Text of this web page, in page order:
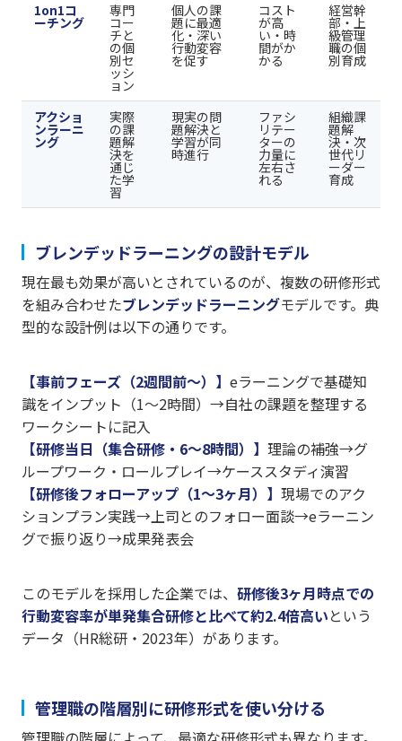
1on1コ
ーチング
専門
コー
チと
の個
別セ
ッシ
ョン
個人の課
題に最適
化・深い
行動変容
を促す
コスト
が高
い・時
間がか
かる
経営幹
部・上
級管理
職の個
別育成
アクショ
ンラーニ
ング
実際
の課
題解
決を
通じ
た学
習
現実の問
題解決と
学習が同
時進行
ファシ
リテー
ターの
力量に
左右さ
れる
組織課
題解
決・次
世代リ
ーダー
育成
ブレンデッドラーニングの設計モデル
現在最も効果が高いとされているのが、複数の研修形式
を組み合わせたブレンデッドラーニングモデルです。典
型的な設計例は以下の通りです。
【事前フェーズ（2週間前〜）】 eラーニングで基礎知
識をインプット（1〜2時間）→自社の課題を整理する
ワークシートに記入
【研修当日（集合研修・6〜8時間）】 理論の補強→グ
ループワーク・ロールプレイ→ケーススタディ演習
【研修後フォローアップ（1〜3ヶ月）】 現場でのアク
ションプラン実践→上司とのフォロー面談→eラーニン
グで振り返り→成果発表会
このモデルを採用した企業では、 研修後3ヶ月時点での
行動変容率が単発集合研修と比べて約2.4倍高いという
データ（HR総研・2023年）があります。
管理職の階層別に研修形式を使い分ける